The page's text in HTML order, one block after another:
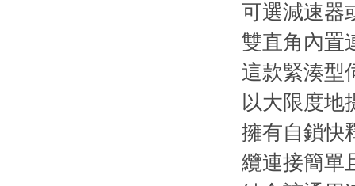
可選減速器
雙直角內置
這款緊湊型
以大限度地
擁有自鎖快
纜連接簡單